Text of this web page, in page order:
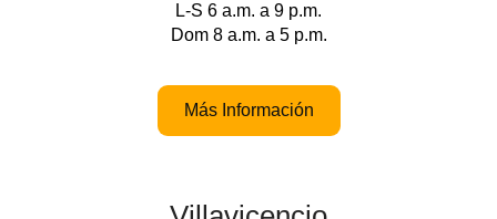
L-S 6 a.m. a 9 p.m.
Dom 8 a.m. a 5 p.m.
Más Información